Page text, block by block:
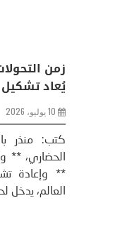
تحليل
عودة
الفرس
8 يوليو، 2026
تحليل –
الأمريكي
ايران، وذلك